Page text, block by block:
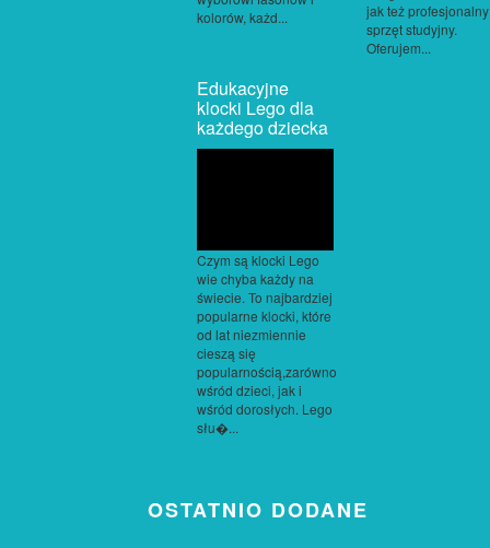
kolorów, każd...
jak też profesjonalny
sprzęt studyjny.
Oferujem...
Edukacyjne
klocki Lego dla
każdego dziecka
Czym są klocki Lego
wie chyba każdy na
świecie. To najbardziej
popularne klocki, które
od lat niezmiennie
cieszą się
popularnością,zarówno
wśród dzieci, jak i
wśród dorosłych. Lego
słu�...
OSTATNIO DODANE